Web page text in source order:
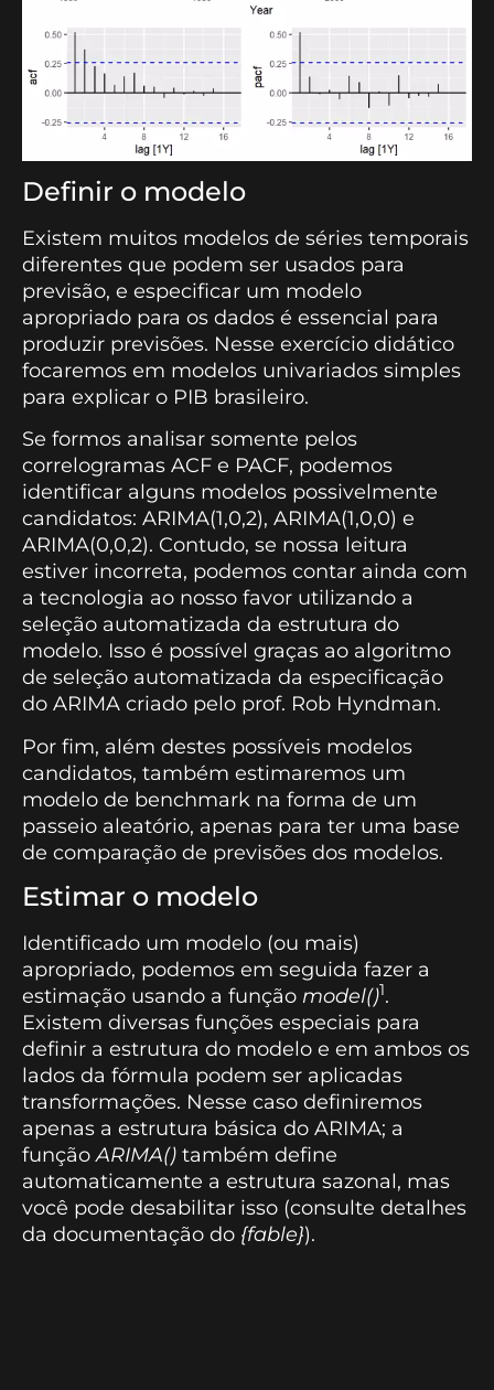
Definir o modelo
Existem muitos modelos de séries temporais
diferentes que podem ser usados para
previsão, e especificar um modelo
apropriado para os dados é essencial para
produzir previsões. Nesse exercício didático
focaremos em modelos univariados simples
para explicar o PIB brasileiro.
Se formos analisar somente pelos
correlogramas ACF e PACF, podemos
identificar alguns modelos possivelmente
candidatos: ARIMA(1,0,2), ARIMA(1,0,0) e
ARIMA(0,0,2). Contudo, se nossa leitura
estiver incorreta, podemos contar ainda com
a tecnologia ao nosso favor utilizando a
seleção automatizada da estrutura do
modelo. Isso é possível graças ao algoritmo
de seleção automatizada da especificação
do ARIMA criado pelo prof. Rob Hyndman.
Por fim, além destes possíveis modelos
candidatos, também estimaremos um
modelo de benchmark na forma de um
passeio aleatório, apenas para ter uma base
de comparação de previsões dos modelos.
Estimar o modelo
Identificado um modelo (ou mais)
apropriado, podemos em seguida fazer a
estimação usando a função model()1.
Existem diversas funções especiais para
definir a estrutura do modelo e em ambos os
lados da fórmula podem ser aplicadas
transformações. Nesse caso definiremos
apenas a estrutura básica do ARIMA; a
funçãoARIMA() também define
automaticamente a estrutura sazonal, mas
você pode desabilitar isso (consulte detalhes
da documentação do {fable}).